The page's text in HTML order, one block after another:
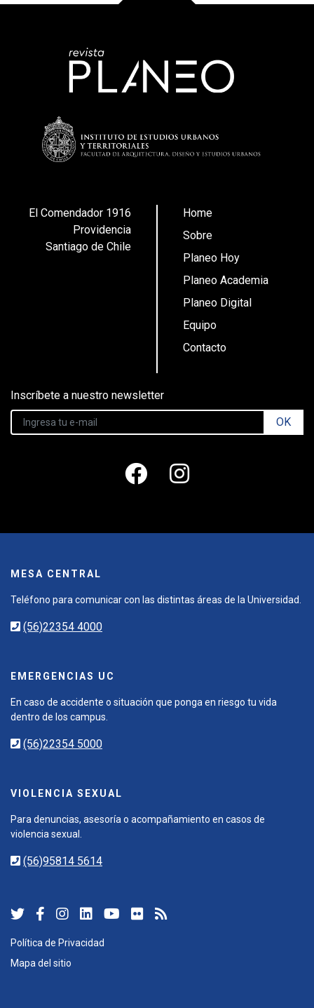
El Comendador 1916
Providencia
Santiago de Chile
Home
Sobre
Planeo Hoy
Planeo Academia
Planeo Digital
Equipo
Contacto
Inscríbete a nuestro newsletter
OK
MESA CENTRAL
Teléfono para comunicar con las distintas áreas de la Universidad.
(56)22354 4000
EMERGENCIAS UC
En caso de accidente o situación que ponga en riesgo tu vida
dentro de los campus.
(56)22354 5000
VIOLENCIA SEXUAL
Para denuncias, asesoría o acompañamiento en casos de
violencia sexual.
(56)95814 5614
Política de Privacidad
Mapa del sitio